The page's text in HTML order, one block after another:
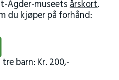
Agder-museetsårskort.
du kjøper på forhånd:
barn: Kr. 200,-